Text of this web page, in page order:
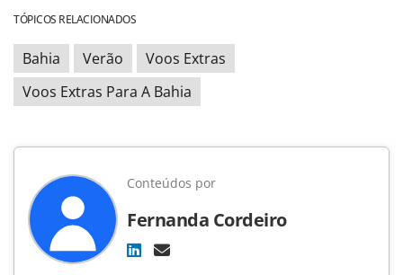
TÓPICOS RELACIONADOS
Bahia Verão
Voos Extras
Voos Extras Para A Bahia
Conteúdos por
Fernanda Cordeiro